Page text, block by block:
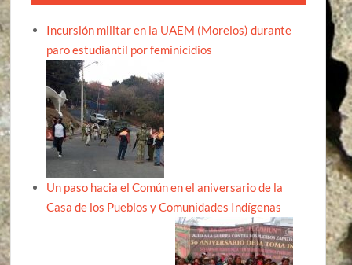
Incursión militar en la UAEM (Morelos) durante
paro estudiantil por feminicidios
Un paso hacia el Común en el aniversario de la
Casa de los Pueblos y Comunidades Indígenas